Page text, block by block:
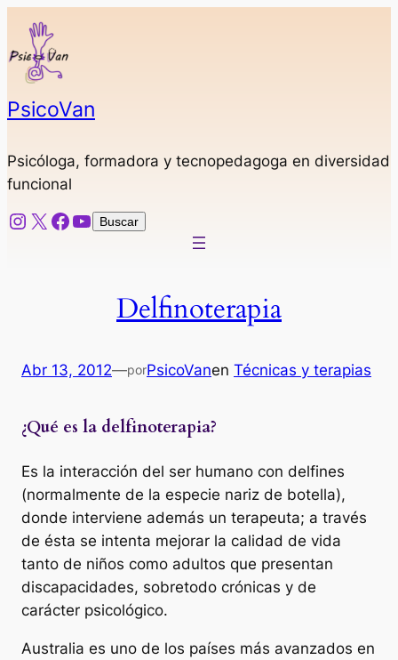
Saltar
contenido
PsicoVan
Psicóloga, formadora y tecnopedagoga en diversidad
funcional
Instagram
X Facebook
YouTube
Buscar
Buscar
Delfinoterapia
Abr 13, 2012—porPsicoVanen Técnicas y terapias
¿Qué es la delfinoterapia?
Es la interacción del ser humano con delfines
(normalmente de la especie nariz de botella),
donde interviene además un terapeuta; a través
de ésta se intenta mejorar la calidad de vida
tanto de niños como adultos que presentan
discapacidades, sobretodo crónicas y de
carácter psicológico.
Australia es uno de los países más avanzados en